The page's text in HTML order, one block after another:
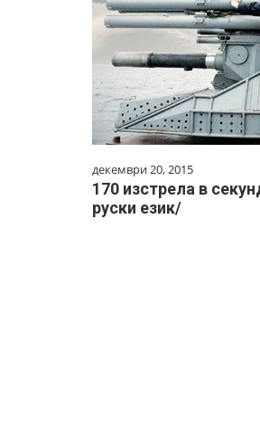
декември 20, 2015
170 изстрела в
руски език/